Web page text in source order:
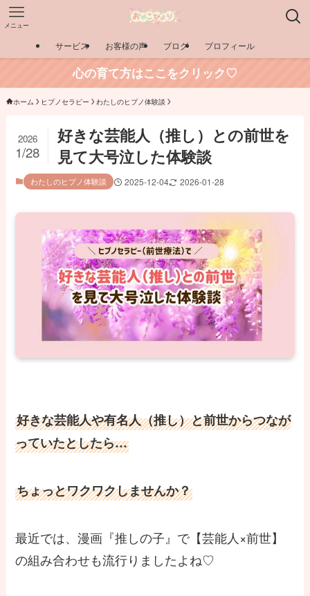
メニュー
サービス お客様の声 ブログ プロフィール
心の育て方はここをクリック♡
ホーム ヒプノセラピー わたしのヒプノ体験談
好きな芸能人（推し）との前世を
見て大号泣した体験談
2026
1/28
わたしのヒプノ体験談 2025-12-04 2026-01-28
好きな芸能人や有名人（推し）と前世からつなが
っていたとしたら…
ちょっとワクワクしませんか？
最近では、漫画『推しの子』で【芸能人×前世】
の組み合わせも流行りましたよね♡